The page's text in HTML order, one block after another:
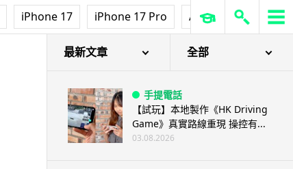
iPhone 17 iPhone 17 Pro AirPods Pro 3
最新文章 全部
手提電話
【試玩】本地製作《HK Driving
Game》真實路線重現 操控有...
03.08.2026